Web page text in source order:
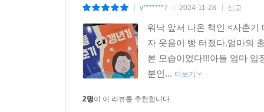
y*******7 2024-11-28 신고
워낙 앞서 나온 책인 <사춘기
자 웃음이 빵 터졌다.엄마의
본 모습이었다!!!아들 엄마 입
분인... 더보기
2명이 이 리뷰를 추천합니다.